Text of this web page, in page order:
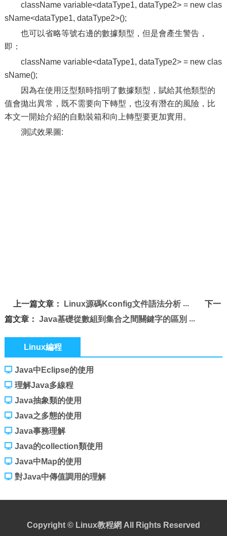
className variable<dataType1, dataType2> = new clas
sName<dataType1, dataType2>();
也可以省略等號右邊的數據類型，但是會產生警告，
即：
className variable<dataType1, dataType2> = new clas
sName();
因為在使用泛型類時指明了數據類型，賦給其他類型的
值會拋出異常，既不需要向下轉型，也沒有潛在的風險，比
本文一開始介紹的自動裝箱和向上轉型要更加實用。
測試效果圖:
上一篇文章： Linux源碼Kconfig文件語法分析
下一
篇文章： Java基礎從數組到集合之間關鍵字的區別
Linux編程
Java中Eclipse的使用
理解Java多線程
Java抽象類的使用
Java之多態的使用
Java事務理解
Java的collection類使用
Java中Map的使用
對Java中傳值調用的理解
Copyright © Linux教程網 All Rights Reserved